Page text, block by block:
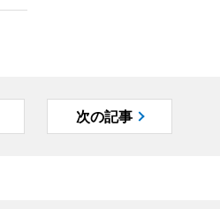
次の記事